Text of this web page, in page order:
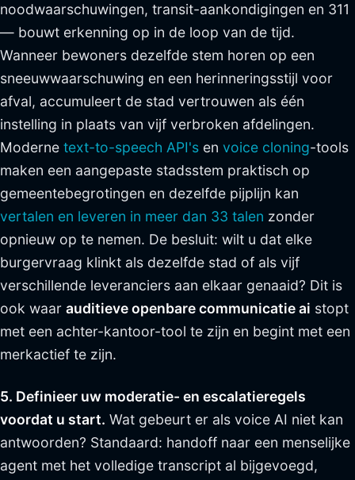
noodwaarschuwingen, transit-aankondigingen en 311
— bouwt erkenning op in de loop van de tijd.
Wanneer bewoners dezelfde stem horen op een
sneeuwwaarschuwing en een herinneringsstijl voor
afval, accumuleert de stad vertrouwen als één
instelling in plaats van vijf verbroken afdelingen.
Moderne text-to-speech API's en voice cloning-tools
maken een aangepaste stadsstem praktisch op
gemeentebegrotingen en dezelfde pijplijn kan
vertalen en leveren in meer dan 33 talen zonder
opnieuw op te nemen. De besluit: wilt u dat elke
burgervraag klinkt als dezelfde stad of als vijf
verschillende leveranciers aan elkaar genaaid? Dit is
ook waar auditieve openbare communicatie ai stopt
met een achter-kantoor-tool te zijn en begint met een
merkactief te zijn.
5. Definieer uw moderatie- en escalatieregels
voordat u start. Wat gebeurt er als voice AI niet kan
antwoorden? Standaard: handoff naar een menselijke
agent met het volledige transcript al bijgevoegd,